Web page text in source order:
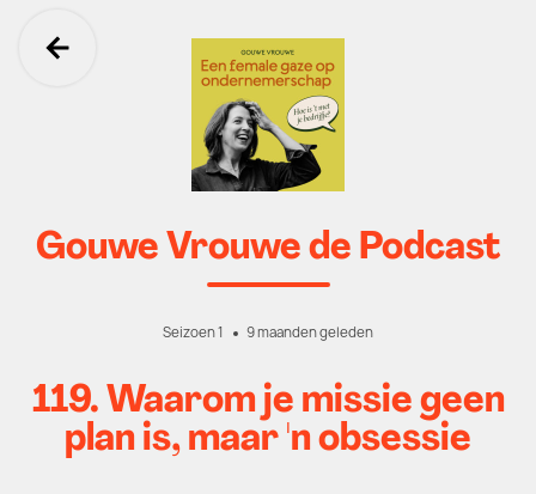
Ga terug
Gouwe Vrouwe de Podcast
Seizoen 1 9 maanden geleden
119. Waarom je missie geen
plan is, maar 'n obsessie